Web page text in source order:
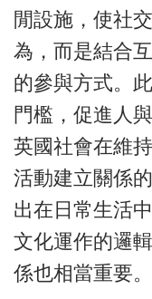
閒設施，使社
為，而是結合
的參與方式。
門檻，促進人
英國社會在維
活動建立關係
出在日常生活
文化運作的邏
係也相當重要。